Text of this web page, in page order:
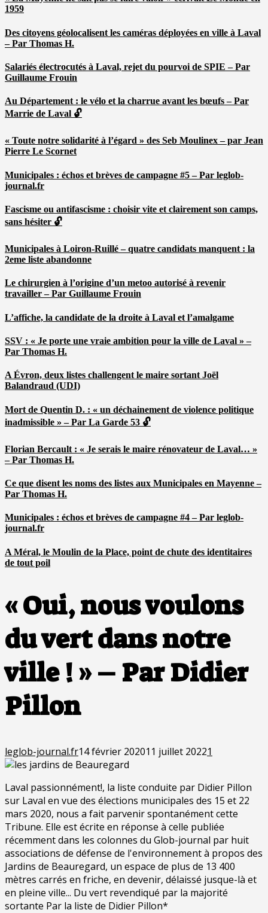
1959
Des citoyens géolocalisent les caméras déployées en ville à Laval
– Par Thomas H.
Salariés électrocutés à Laval, rejet du pourvoi de SPIE – Par
Guillaume Frouin
Au Département : le vélo et la charrue avant les bœufs – Par
Marrie de Laval 🔓
« Toute notre solidarité à l’égard » des Seb Moulinex – par Jean
Pierre Le Scornet
Municipales : échos et brèves de campagne #5 – Par leglob-
journal.fr
Fascisme ou antifascisme : choisir vite et clairement son camps,
sans hésiter 🔓
Municipales à Loiron-Ruillé – quatre candidats manquent : la
2eme liste abandonne
Le chirurgien à l’origine d’un metoo autorisé à revenir
travailler – Par Guillaume Frouin
L’affiche, la candidate de la droite à Laval et l’amalgame
SSV : « Je porte une vraie ambition pour la ville de Laval » –
Par Thomas H.
A Évron, deux listes challengent le maire sortant Joël
Balandraud (UDI)
Mort de Quentin D. : « un déchainement de violence politique
inadmissible » – Par La Garde 53 🔓
Florian Bercault : « Je serais le maire rénovateur de Laval… »
– Par Thomas H.
Ce que disent les noms des listes aux Municipales en Mayenne –
Par Thomas H.
Municipales : échos et brèves de campagne #4 – Par leglob-
journal.fr
A Méral, le Moulin de la Place, point de chute des identitaires
de tout poil
« Oui, nous voulons
du vert dans notre
ville ! » – Par Didier
Pillon
leglob-journal.fr14 février 202011 juillet 20221
Laval passionnément!, la liste conduite par Didier Pillon
sur Laval en vue des élections municipales des 15 et 22
mars 2020, nous a fait parvenir spontanément cette
Tribune. Elle est écrite en réponse à celle publiée
récemment dans les colonnes du Glob-journal par huit
associations de défense de l'environnement à propos des
Jardins de Beauregard, un espace de plus de 13 400
mètres carrés en friche, en devenir, délaissé jusque-là et
en pleine ville... Du vert revendiqué par la majorité
sortante Par la liste de Didier Pillon*